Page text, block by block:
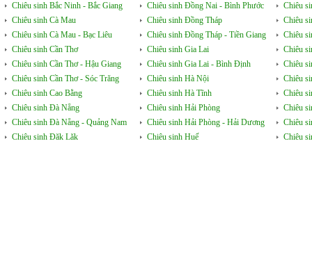
Chiêu sinh Bắc Ninh - Bắc Giang
Chiêu sinh Cà Mau
Chiêu sinh Cà Mau - Bạc Liêu
Chiêu sinh Cần Thơ
Chiêu sinh Cần Thơ - Hậu Giang
Chiêu sinh Cần Thơ - Sóc Trăng
Chiêu sinh Cao Bằng
Chiêu sinh Đà Nẵng
Chiêu sinh Đà Nẵng - Quảng Nam
Chiêu sinh Đăk Lăk
Chiêu sinh Đồng Nai - Bình Phước
Chiêu sinh Đồng Tháp
Chiêu sinh Đồng Tháp - Tiền Giang
Chiêu sinh Gia Lai
Chiêu sinh Gia Lai - Bình Định
Chiêu sinh Hà Nội
Chiêu sinh Hà Tĩnh
Chiêu sinh Hải Phòng
Chiêu sinh Hải Phòng - Hải Dương
Chiêu sinh Huế
Chiêu
Chiêu
Chiêu
Chiêu
Chiêu
Chiêu
Chiêu
Chiêu
Chiêu
Chiêu